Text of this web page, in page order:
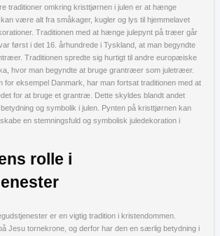
traditioner omkring kristtjørnen i julen er at hænge
være alt fra småkager, kugler og lys til hjemmelavet
Traditionen med at hænge julepynt på træer går
først i det 16. århundrede i Tyskland, at man begyndte
Traditionen spredte sig hurtigt til andre europæiske
hvor man begyndte at bruge grantræer som juletræer.
for eksempel Danmark, har man fortsat traditionen med at
for at bruge et grantræ. Dette skyldes blandt andet
og symbolik i julen. Pynten på kristtjørnen kan
en stemningsfuld og symbolisk juledekoration i
rolle i
er en vigtig tradition i kristendommen.
Jesu tornekrone, og derfor har den en særlig betydning i